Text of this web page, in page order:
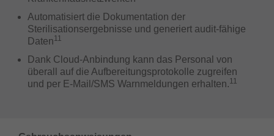
Automatisiert die Dokumentation der
Sterilisationsergebnisse und generiert audit-fähige
Daten11
Dank Cloud-Anbindung kann das Personal von
überall auf die Aufbereitungsprotokolle zugreifen
und per E-Mail/SMS Warnmeldungen erhalten.11